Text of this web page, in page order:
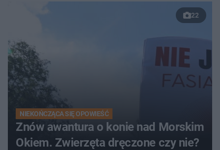
22
NIEKOŃCZĄCA SIĘ OPOWIEŚĆ
Znów awantura o konie nad Morskim
Okiem. Zwierzęta dręczone czy nie?